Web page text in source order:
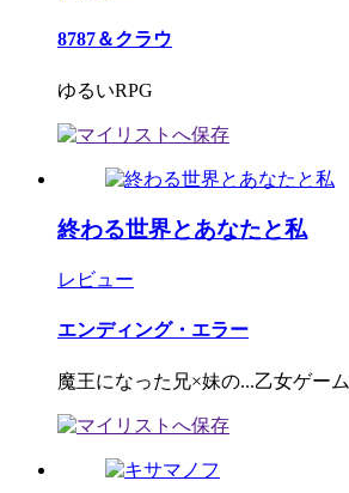
8787＆クラウ
ゆるいRPG
終わる世界とあなたと私
レビュー
エンディング・エラー
魔王になった兄×妹の...乙女ゲーム